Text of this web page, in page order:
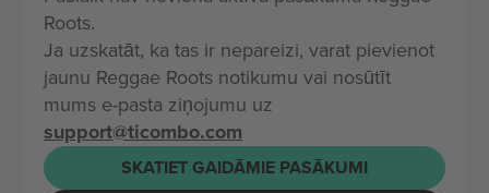
Roots.
Ja uzskatāt, ka tas ir nepareizi, varat pievienot
jaunu Reggae Roots notikumu vai nosūtīt
mums e-pasta ziņojumu uz
support@ticombo.com
SKATIET GAIDĀMIE PASĀKUMI